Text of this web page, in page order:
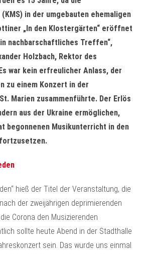
in der umgebauten ehemaligen
„In den Klostergärten“ eröffnet
nachbarschaftliches Treffen“,
Holzbach, Rektor des
war kein erfreulicher Anlass, der
zu einem Konzert in der
Marien zusammenführte. Der Erlös
aus der Ukraine ermöglichen,
begonnenen Musikunterricht in den
fortzusetzen.
hieß der Titel der Veranstaltung, die
der zweijährigen deprimierenden
Corona den Musizierenden
sollte heute Abend in der Stadthalle
sein. Das wurde uns einmal